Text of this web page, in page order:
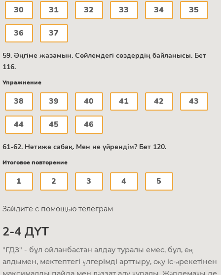
30 31 32 33 34 35
36 37
59. Әңгіме жазамын. Сөйлемдегі сөздердің байланысы. Бет
116.
Упражнение
38 39 40 41 42 43
44 45 46
61-62. Нәтиже сабақ. Мен не үйрендім? Бет 120.
Итоговое повторение
1 2 3 4 5
Зайдите с помощью телеграм
2-4 ДҮТ
"ГДЗ" - бұл ойланбастан алдау туралы емес, бұл, ең
алдымен, мектептегі үлгерімді арттыру, оқу іс-әрекетінен